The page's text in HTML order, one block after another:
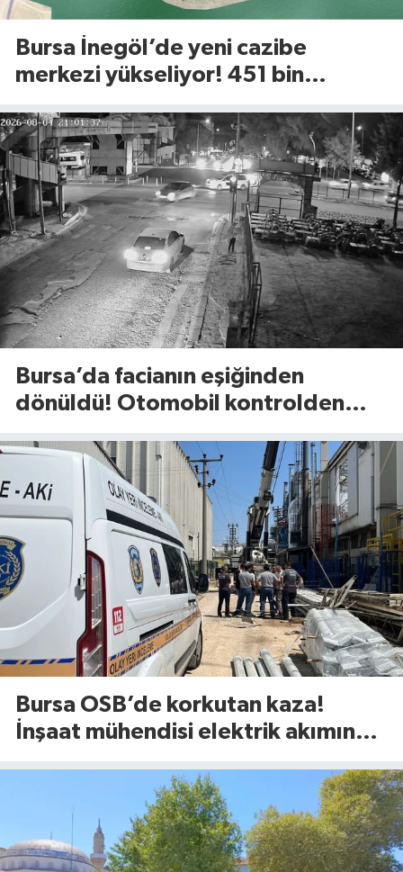
Bursa İnegöl’de yeni cazibe
merkezi yükseliyor! 451 bin
geri sayım başladı
Bursa’da facianın eşiğinden
dönüldü! Otomobil kontrolden
Bursa OSB’de korkutan kaza!
İnşaat mühendisi elektrik akımına